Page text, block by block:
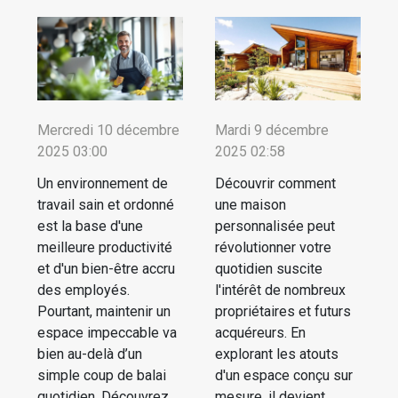
Mercredi 10 décembre
2025 03:00
Un environnement de
travail sain et ordonné
est la base d'une
meilleure productivité
et d'un bien-être accru
des employés.
Pourtant, maintenir un
espace impeccable va
bien au-delà d’un
simple coup de balai
Mardi 9 décembre
2025 02:58
Découvrir comment
une maison
personnalisée peut
révolutionner votre
quotidien suscite
l'intérêt de nombreux
propriétaires et futurs
acquéreurs. En
explorant les atouts
d'un espace conçu sur